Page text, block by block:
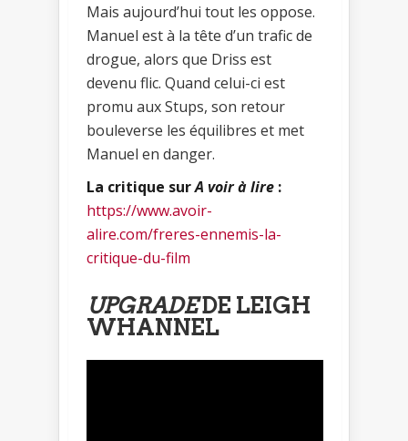
Mais aujourd’hui tout les oppose.
Manuel est à la tête d’un trafic de
drogue, alors que Driss est
devenu flic. Quand celui-ci est
promu aux Stups, son retour
bouleverse les équilibres et met
Manuel en danger.
La critique surA voir à lire :
https://www.avoir-
alire.com/freres-ennemis-la-
critique-du-film
UPGRADEDE LEIGH
WHANNEL